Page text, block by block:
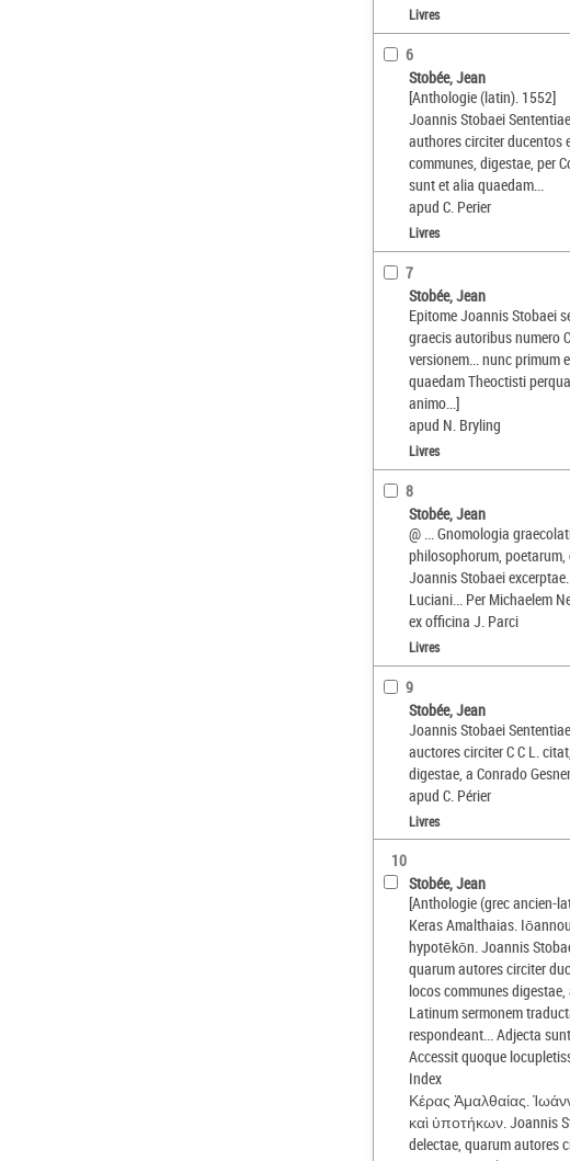
Livres
6
Stobée, Jean
[Anthologie (latin). 1552]
Joannis Stobaei
authores circiter ducentos
communes, digestae, per
sunt et alia quaedam...
apud C. Perier
Livres
7
Stobée, Jean
Epitome Joannis Stobaei
graecis autoribus numero
versionem... nunc primum
quaedam Theoctisti
animo...]
apud N. Bryling
Livres
8
Stobée, Jean
@ ... Gnomologia
philosophorum,
Joannis Stobaei
Luciani... Per Michaelem
ex officina J. Parci
Livres
9
Stobée, Jean
Joannis Stobaei
auctores circiter C C L.
digestae, a Conrado
apud C. Périer
Livres
10
Stobée, Jean
[Anthologie (grec ancien-
Keras Amalthaias.
hypotēkōn. Joannis
quarum autores circiter
locos communes
Latinum sermonem
respondeant... Adjecta
Accessit quoque
Index
Κέρας Ἀμαλθαίας.
καὶ ὑποτήκων. Joannis
delectae, quarum autores